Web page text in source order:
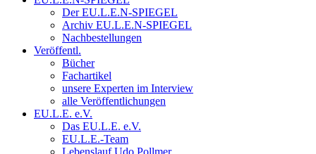
Der EU.L.E.N-SPIEGEL
Archiv EU.L.E.N-SPIEGEL
Nachbestellungen
Veröffentl.
Bücher
Fachartikel
unsere Experten im Interview
alle Veröffentlichungen
EU.L.E. e.V.
Das EU.L.E. e.V.
EU.L.E.-Team